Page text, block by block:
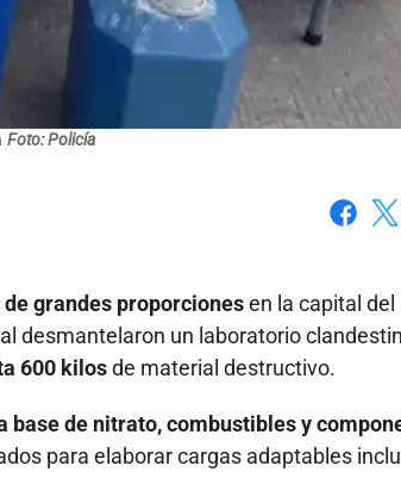
Foto: Policía
grandes proporcionesen la capital del
desmantelaron un laboratorio
600 kilosde material destructivo.
base de nitrato, combustibles y
para elaborar cargas adaptables